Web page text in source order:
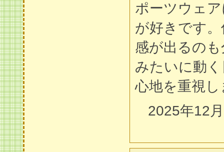
ポーツウェ
が好きです
感が出るの
みたいに動
心地を重視し
2025年12